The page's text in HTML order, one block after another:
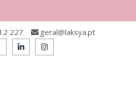
227 geral@laksya.pt